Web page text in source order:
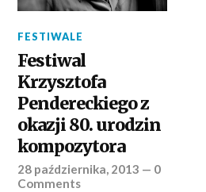
FESTIWALE
Festiwal
Krzysztofa
Pendereckiego z
okazji 80. urodzin
kompozytora
28 października, 2013 — 0
Comments